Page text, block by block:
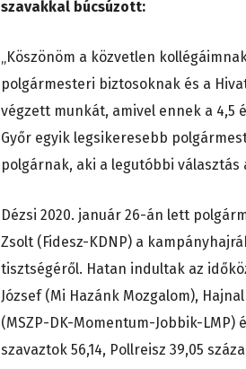
szavakkal búcsúzott:
„Köszönöm a közvetlen
polgármesteri biztosoknak és a
végzett munkát, amivel ennek a 4,5
Győr egyik legsikeresebb
polgárnak, aki a legutóbbi
Dézsi 2020. január 26-án lett
Zsolt (Fidesz-KDNP) a
tisztségéről. Hatan indultak az
József (Mi Hazánk Mozgalom),
(MSZP-DK-Momentum-Jobbik-LMP)
szavaztok 56,14, Pollreisz 39,05